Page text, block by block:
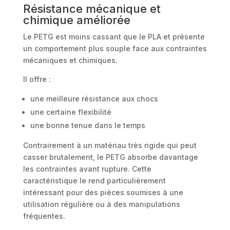
Résistance mécanique et
chimique améliorée
Le PETG est moins cassant que le PLA et présente
un comportement plus souple face aux contraintes
mécaniques et chimiques.
Il offre :
une meilleure résistance aux chocs
une certaine flexibilité
une bonne tenue dans le temps
Contrairement à un matériau très rigide qui peut
casser brutalement, le PETG absorbe davantage
les contraintes avant rupture. Cette
caractéristique le rend particulièrement
intéressant pour des pièces soumises à une
utilisation régulière ou à des manipulations
fréquentes.